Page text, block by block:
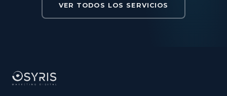
VER TODOS LOS SERVICIOS